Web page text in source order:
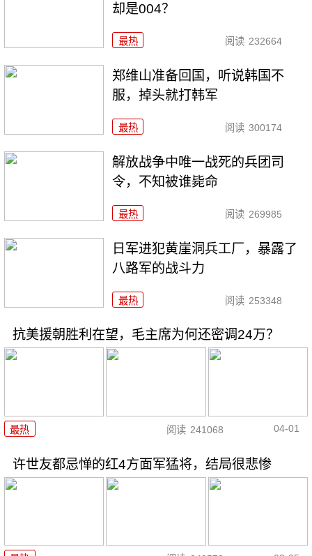
却是004？
最热 阅读 232664
郑维山准备回国，听说韩国不
服，掉头就打韩军
最热 阅读 300174
解放战争中唯一战死的兵团司
令，不知被谁毙命
最热 阅读 269985
日军进犯黄崖洞兵工厂，暴露了
八路军的战斗力
最热 阅读 253348
抗美援朝胜利在望，毛主席为何还密调24万？
最热 阅读 241068 04-01
许世友都忌惮的红4方面军猛将，结局很悲惨